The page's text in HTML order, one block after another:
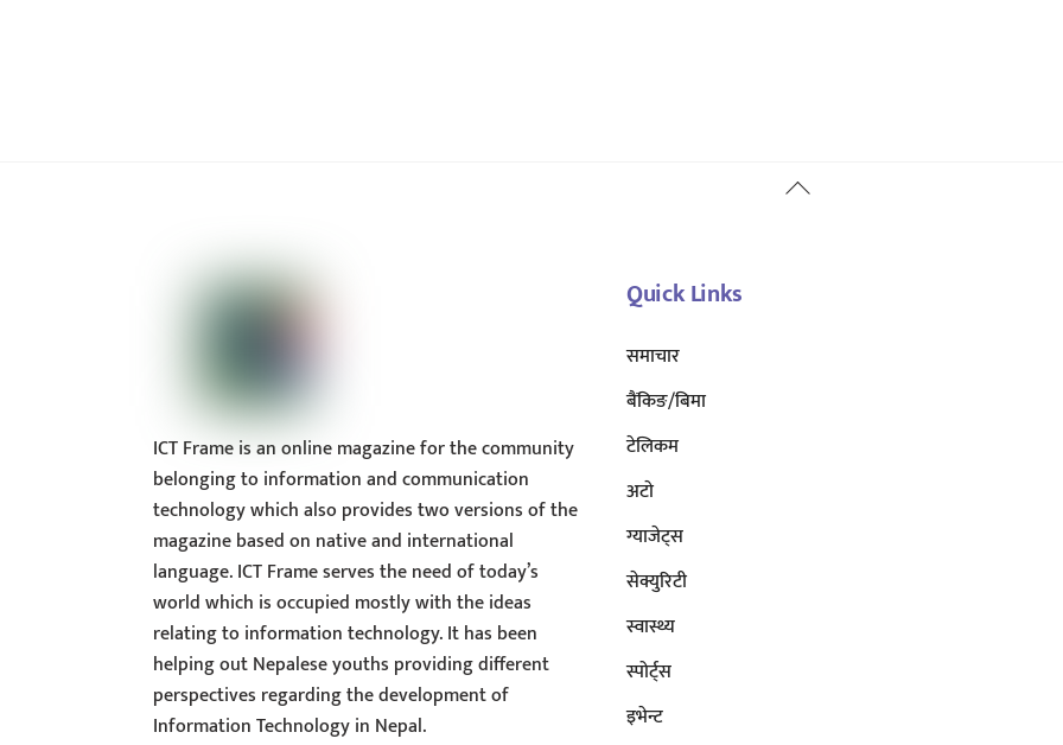
Back
ICT Frame is an online magazine for the community
belonging to information and communication
technology which also provides two versions of the
magazine based on native and international
language. ICT Frame serves the need of today’s
world which is occupied mostly with the ideas
relating to information technology. It has been
helping out Nepalese youths providing different
perspectives regarding the development of
Information Technology in Nepal.
Quick Links
समाचार
बैंकिङ/बिमा
टेलिकम
अटाे
ग्याजेट्स
सेक्युरिटी
स्वास्थ्य
स्पोर्ट्स
इभेन्ट